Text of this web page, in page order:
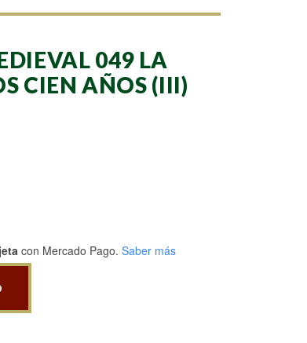
049 LA
CIEN AÑOS (III)
con Mercado Pago. Saber más